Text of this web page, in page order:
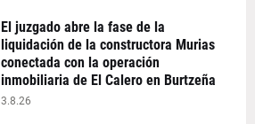
El juzgado abre la fase de la
liquidación de la constructora Murias
conectada con la operación
inmobiliaria de El Calero en Burtzeña
3.8.26